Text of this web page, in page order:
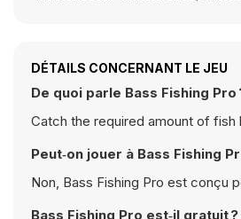
DÉTAILS CONCERNANT LE JEU
De quoi parle Bass Fishing Pro
Catch the required amount of
Peut‑on jouer à Bass Fishing
Non, Bass Fishing Pro est conçu
Bass Fishing Pro est‑il gratuit ?